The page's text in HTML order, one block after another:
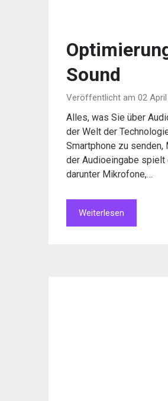
Sound
Veröffentlicht am 02 April
Alles, was Sie über
der Welt der
Smartphone zu
der Audioeingabe spielt
darunter Mikrofone,…
Weiterlesen